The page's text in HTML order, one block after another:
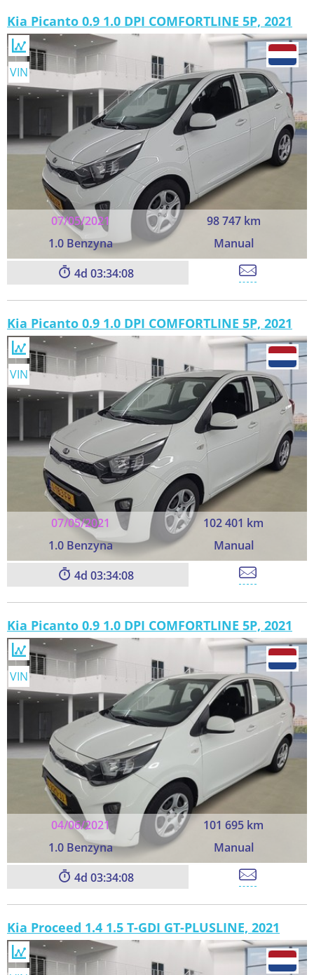
Kia Picanto 0.9 1.0 DPI COMFORTLINE 5P, 2021
07/05/2021
98 747 km
1.0 Benzyna
Manual
VIN
4 03:34:06
Kia Picanto 0.9 1.0 DPI COMFORTLINE 5P, 2021
07/05/2021
102 401 km
1.0 Benzyna
Manual
VIN
4 03:34:06
Kia Picanto 0.9 1.0 DPI COMFORTLINE 5P, 2021
04/06/2021
101 695 km
1.0 Benzyna
Manual
VIN
4 03:34:06
Kia Proceed 1.4 1.5 T-GDI GT-PLUSLINE, 2021